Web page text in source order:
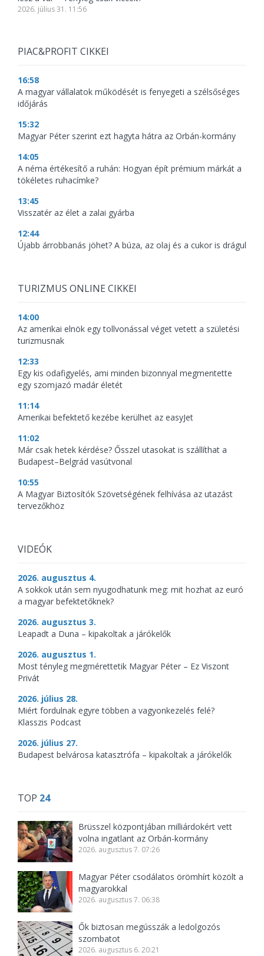
2026. július 31. 11:56
PIAC&PROFIT CIKKEI
16:58
A magyar vállalatok működését is fenyegeti a szélsőséges
időjárás
15:32
Magyar Péter szerint ezt hagyta hátra az Orbán-kormány
14:05
A néma értékesítő a ruhán: Hogyan épít prémium márkát a
tökéletes ruhacímke?
13:45
Visszatér az élet a zalai gyárba
12:44
Újabb árrobbanás jöhet? A búza, az olaj és a cukor is drágul
TURIZMUS ONLINE CIKKEI
14:00
Az amerikai elnök egy tollvonással véget vetett a születési
turizmusnak
12:33
Egy kis odafigyelés, ami minden bizonnyal megmentette
egy szomjazó madár életét
11:14
Amerikai befektető kezébe kerülhet az easyJet
11:02
Már csak hetek kérdése? Ősszel utasokat is szállíthat a
Budapest–Belgrád vasútvonal
10:55
A Magyar Biztosítók Szövetségének felhívása az utazást
tervezőkhöz
VIDEÓK
2026. augusztus 4.
A sokkok után sem nyugodhatunk meg: mit hozhat az euró
a magyar befektetőknek?
2026. augusztus 3.
Leapadt a Duna – kipakoltak a járókelők
2026. augusztus 1.
Most tényleg megmérettetik Magyar Péter – Ez Viszont
Privát
2026. július 28.
Miért fordulnak egyre többen a vagyonkezelés felé?
Klasszis Podcast
2026. július 27.
Budapest belvárosa katasztrófa – kipakoltak a járókelők
TOP 24
Brüsszel központjában milliárdokért vett
volna ingatlant az Orbán-kormány
2026. augusztus 7. 07:26
Magyar Péter csodálatos örömhírt közölt a
magyarokkal
2026. augusztus 7. 06:38
Ők biztosan megússzák a ledolgozós
szombatot
2026. augusztus 6. 20:21